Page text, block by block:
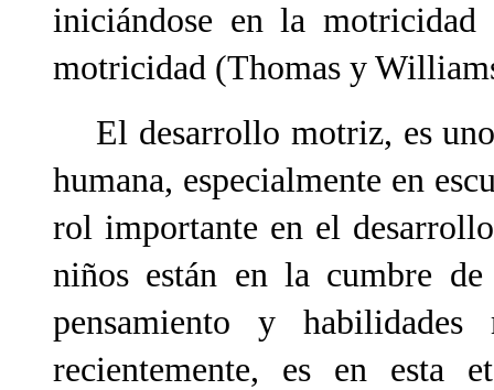
iniciándose en la
motricidad (Thomas y
El desarrollo motriz, es
humana, especialmente en
rol importante en el
niños están en la cumbre
pensamiento y
recientemente, es en esta